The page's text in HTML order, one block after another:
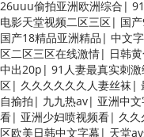
26uuu偷拍亚洲欧洲综合 |
电影天堂视频二区三区| 国
国产18精品亚洲精品 | 中文
区二区三区在线激情| 日韩
中出20p | 91人妻最真实刺
区| 久久久久久久人妻丝袜|
自揄拍 | 九九热av| 亚洲中
看| 亚洲少妇喷视频看| 久
区欧美日韩中文字幕 | 天堂